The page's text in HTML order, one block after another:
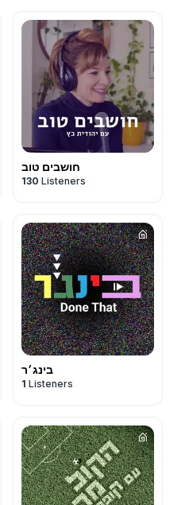
חושבים טוב
130 Listeners
בינג׳ר
1 Listeners